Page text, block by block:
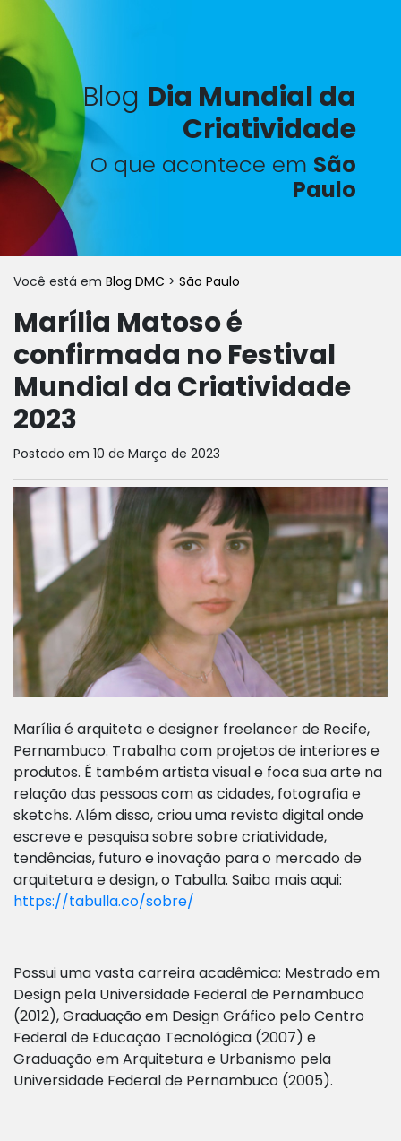
Blog Dia Mundial da
Criatividade
O que acontece em São
Paulo
Você está em Blog DMC > São Paulo
Marília Matoso é
confirmada no Festival
Mundial da Criatividade
2023
Postado em 10 de Março de 2023
Marília é arquiteta e designer freelancer de Recife,
Pernambuco. Trabalha com projetos de interiores e
produtos. É também artista visual e foca sua arte na
relação das pessoas com as cidades, fotografia e
sketchs. Além disso, criou uma revista digital onde
escreve e pesquisa sobre sobre criatividade,
tendências, futuro e inovação para o mercado de
arquitetura e design, o Tabulla. Saiba mais aqui:
https://tabulla.co/sobre/
Possui uma vasta carreira acadêmica: Mestrado em
Design pela Universidade Federal de Pernambuco
(2012), Graduação em Design Gráfico pelo Centro
Federal de Educação Tecnológica (2007) e
Graduação em Arquitetura e Urbanismo pela
Universidade Federal de Pernambuco (2005).